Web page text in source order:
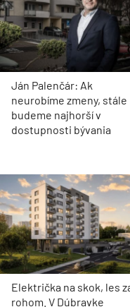
Ján Palenčár: Ak
neurobíme zmeny, stále
budeme najhorší v
dostupnosti bývania
Električka na skok, les
rohom. V Dúbravke